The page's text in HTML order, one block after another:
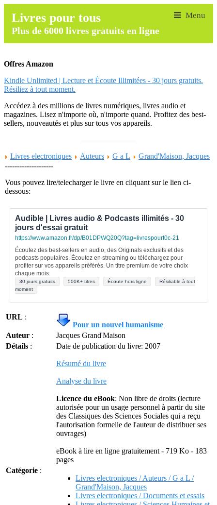
Livres pour tous
Plus de 6000 livres gratuits en ligne
Offres Amazon
Kindle Unlimited | Lecture et Écoute Illimitées - 30 jours gratuits.
Résiliez à tout moment.
Accédez à des millions de livres numériques, livres audio et
magazines. Lisez n'importe où, n'importe quand. Profitez des best-
sellers, nouveautés et plus sur tous vos appareils.
Livres electroniques
Auteurs G a L
Grand'Maison, Jacques
--------------------
Vous pouvez lire/telecharger le livre en cliquant sur le lien ci-
dessous:
Audible | Livres audio & Podcasts illimités - 30
jours d'essai gratuit
https://www.amazon.fr/dp/B01DPWQ20Q?tag=livrespourt0c-21
Écoutez des best-sellers en audio, des Originals exclusifs et des
podcasts populaires. Écoutez en streaming ou téléchargez pour
profiter sur vos appareils préférés. Un titre premium de votre choix
chaque mois.
30 jours gratuits 500K+ titres Écoute hors ligne
Résiliable à tout
moment
URL :
Pour un nouvel humanisme
Auteur :
Jacques Grand'Maison
Détails : Date de publication du livre: 2007
Résumé du livre
Analyse du livre
Licence du eBook: Non libre de droits (lecture
autorisée pour un usage personnel à partir du site
des Classiques des Sciences Sociales qui a reçu
l'autorisation formelle de l'auteur de distribuer ses
ouvrages)
eBook à lire en ligne gratuitement - 719 Ko - 183
pages
Catégorie :
Livres electroniques / Auteurs / G a L /
Grand'Maison, Jacques
Livres electroniques / Documents et essais